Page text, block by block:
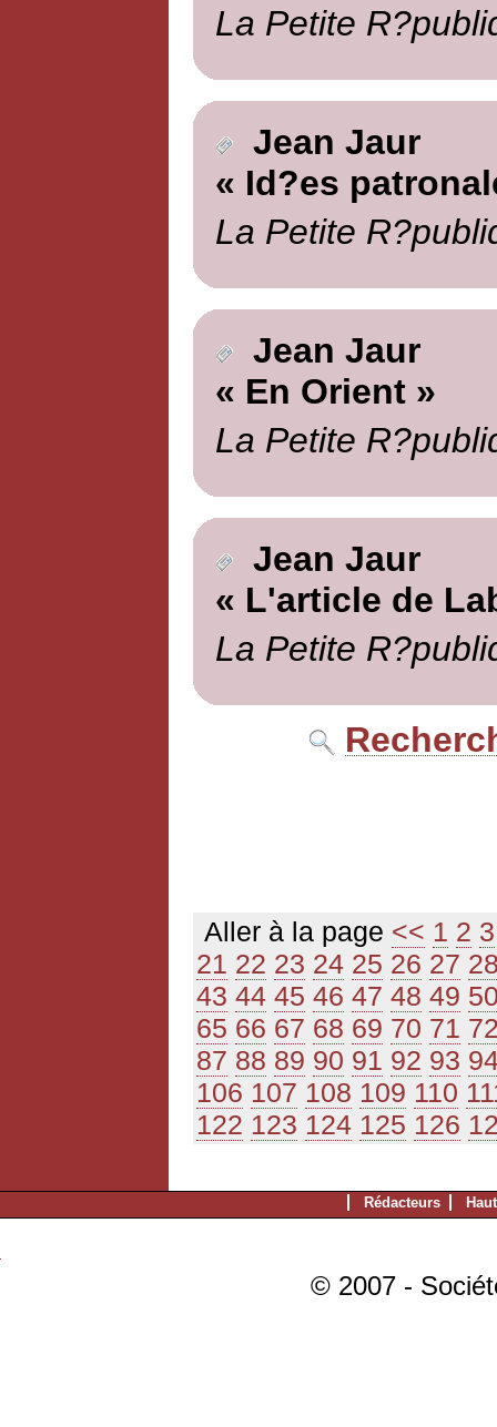
La Petite
Jean Jaur
« Id?es
La Petite
Jean Jaur
« En Orient »
La Petite
Jean Jaur
« L'article de
La Petite
Aller à la page << 1 2 3
21 22 23 24 25 26 27
43 44 45 46 47 48 49
65 66 67 68 69 70 71
87 88 89 90 91 92 93
106 107 108 109 110
122 123 124 125 126
Rédacteurs
© 2007 -